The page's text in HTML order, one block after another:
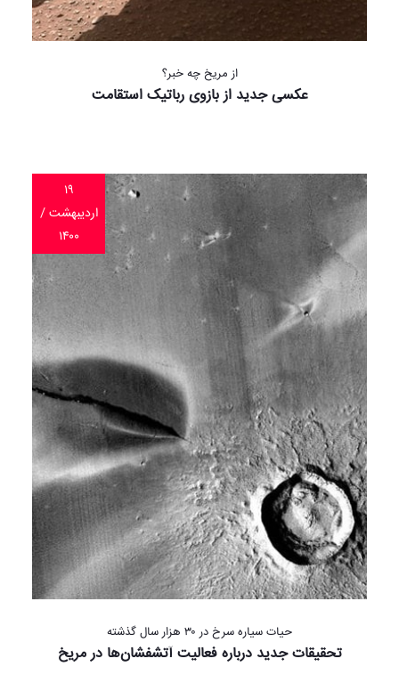
از مریخ چه خبر؟
عکسی جدید از بازوی رباتیک استقامت
۱۹
اردیبهشت /
۱۴۰۰
حیات سیاره سرخ در ۳۰ هزار سال گذشته
تحقیقات جدید درباره فعالیت آتشفشان‌ها در مریخ